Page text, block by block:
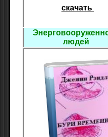
скачать
людей